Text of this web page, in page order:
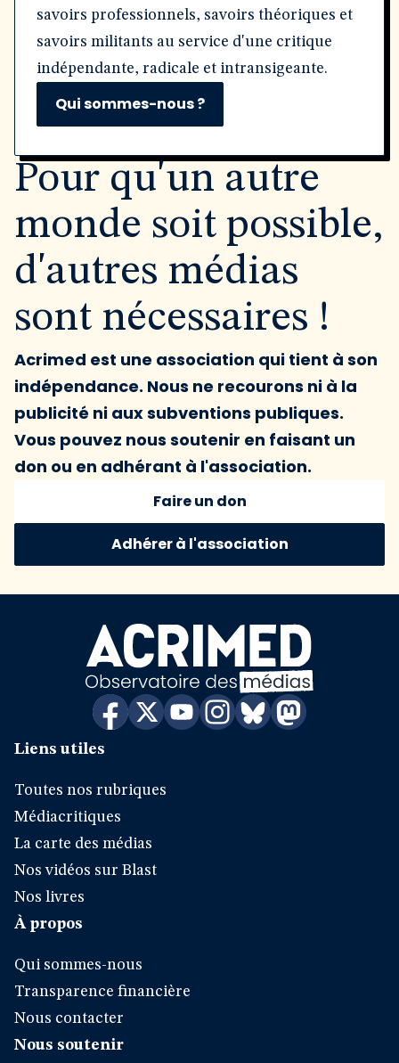
savoirs professionnels, savoirs théoriques et
savoirs militants au service d'une critique
indépendante, radicale et intransigeante.
Qui sommes-nous ?
Pour qu'un autre
monde soit possible,
d'autres médias
sont nécessaires !
Acrimed est une association qui tient à son
indépendance. Nous ne recourons ni à la
publicité ni aux subventions publiques.
Vous pouvez nous soutenir en faisant un
don ou en adhérant à l'association.
Faire un don
Adhérer à l'association
Liens utiles
Toutes nos rubriques
Médiacritiques
La carte des médias
Nos vidéos sur Blast
Nos livres
À propos
Qui sommes-nous
Transparence financière
Nous contacter
Nous soutenir